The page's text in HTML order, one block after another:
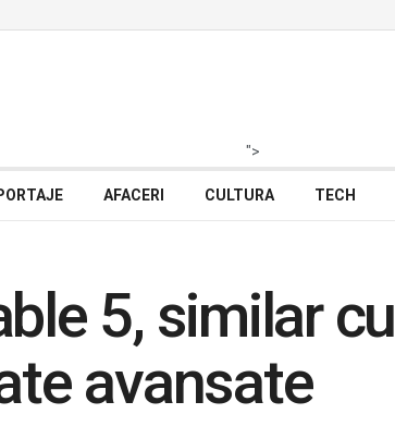
">
AFACERI CULTURA TECH
5, similar cu
avansate